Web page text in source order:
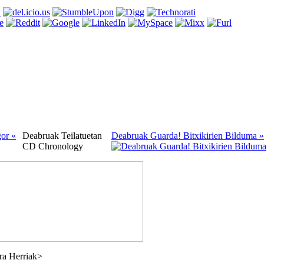
«
Deabruak Teilatuetan
CD Chronology
Deabruak Guarda! Bitxikirien Bilduma »
>